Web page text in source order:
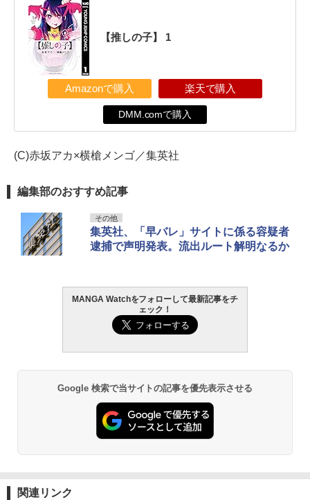
【推しの子】 1
Amazonで購入 楽天で購入
DMM.comで購入
(C)赤坂アカ×横槍メンゴ／集英社
編集部のおすすめ記事
その他
集英社、「早バレ」サイトに係る容疑者
逮捕で声明発表。流出ルート解明なるか
MANGA Watchをフォローして最新記事をチ
ェック！
Google 検索で当サイトの記事を優先表示させる
関連リンク